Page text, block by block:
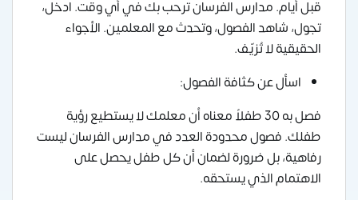
قبل أيام. مدارس الفرسان ترحب بك في أي وقت. ادخل،
تجول، شاهد الفصول، وتحدث مع المعلمين. الأجواء
الحقيقية لا تُزيّف.
اسأل عن كثافة الفصول:
فصل به 30 طفلاً معناه أن معلمك لا يستطيع رؤية
طفلك. فصول محدودة العدد في مدارس الفرسان ليست
رفاهية، بل ضرورة لضمان أن كل طفل يحصل على
الاهتمام الذي يستحقه.